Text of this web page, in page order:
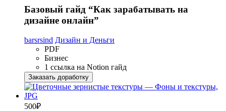
Базовый гайд “Как зарабатывать на
дизайне онлайн”
barsrsind Дизайн и Деньги
PDF
Бизнес
1 ссылка на Notion гайд
Заказать доработку
500₽